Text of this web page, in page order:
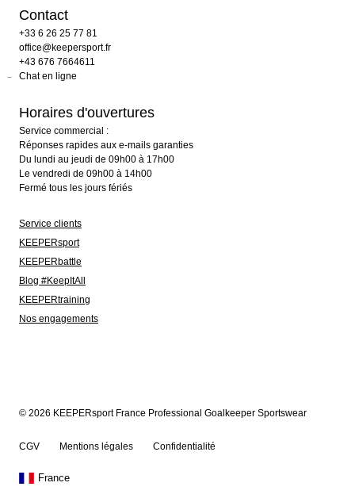
Contact
+33 6 26 25 77 81
office@keepersport.fr
+43 676 7664611
Chat en ligne
Horaires d'ouvertures
Service commercial :
Réponses rapides aux e-mails garanties
Du lundi au jeudi de 09h00 à 17h00
Le vendredi de 09h00 à 14h00
Fermé tous les jours fériés
Service clients
KEEPERsport
KEEPERbattle
Blog #KeepItAll
KEEPERtraining
Nos engagements
© 2026 KEEPERsport France Professional Goalkeeper Sportswear
CGV Mentions légales Confidentialité
France